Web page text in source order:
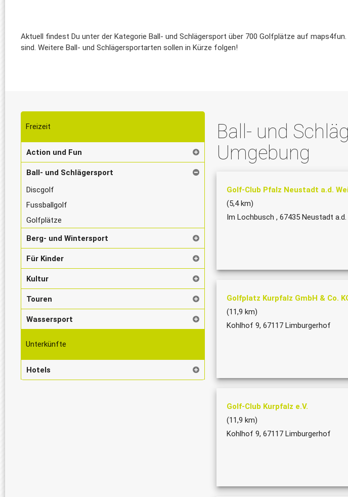
Aktuell findest Du unter der Kategorie Ball- und Schlägersport über 700 Golfplätze auf
sind. Weitere Ball- und Schlägersportarten sollen in Kürze folgen!
Freizeit
Action und Fun
Ball- und Schlägersport
Discgolf
Fussballgolf
Golfplätze
Berg- und Wintersport
Für Kinder
Kultur
Touren
Wassersport
Unterkünfte
Hotels
Ball- und
Umgebung
Golf-Club Pfalz Neustadt a.d.
(5,4 km)
Im Lochbusch , 67435 Neustadt
Golfplatz Kurpfalz GmbH & Co.
(11,9 km)
Kohlhof 9, 67117 Limburgerhof
Golf-Club Kurpfalz e.V.
(11,9 km)
Kohlhof 9, 67117 Limburgerhof